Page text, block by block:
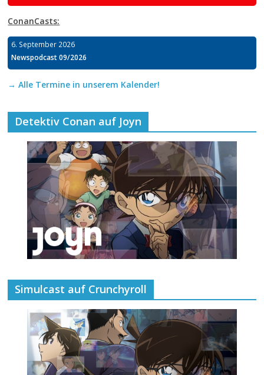
ConanCasts:
6. September 2026
Newspodcast 09/2026
→ Alle Termine in unserem Kalender!
Detektiv Conan auf Joyn
Simulcast auf Crunchyroll